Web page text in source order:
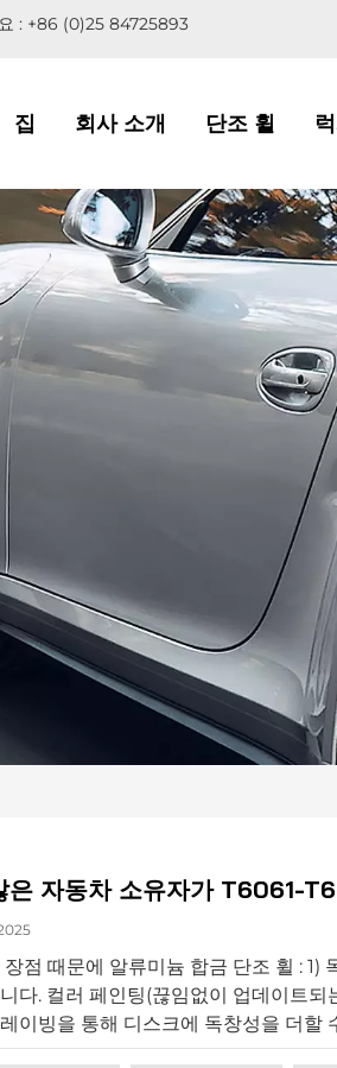
: +86 (0)25 84725893
집 회사 소개 단조 휠
은 자동차 소유자가 T6061-
점 때문에 알류미늄 합금 단조 휠 :
다. 컬러 페인팅(끊임없이 업데이트
이빙을 통해 디스크에 독창성을 더할
럽고, 연료 소모가 적으며, 속도 향상